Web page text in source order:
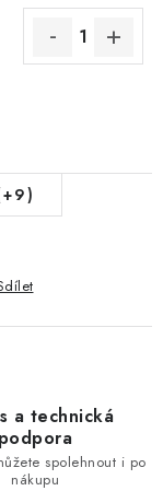
a technická
podpora
spolehnout i po
nákupu